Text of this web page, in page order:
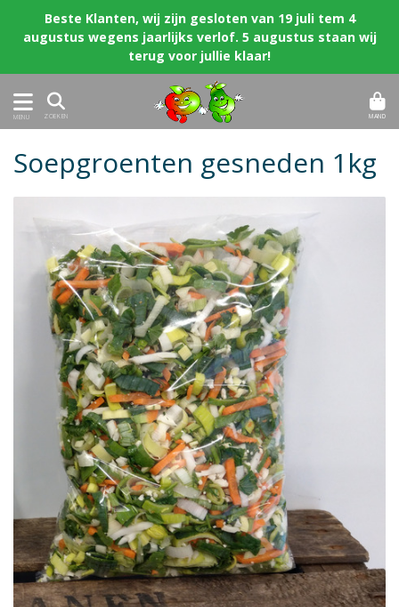
Beste Klanten, wij zijn gesloten van 19 juli tem 4
augustus wegens jaarlijks verlof. 5 augustus staan wij
terug voor jullie klaar!
MENU ZOEKEN MAND
Soepgroenten gesneden 1kg